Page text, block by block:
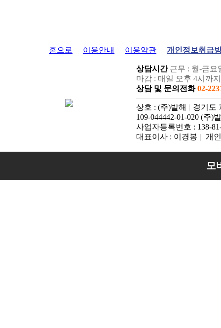
홈으로 이용안내 이용약관 개인정보취급
상담시간
마감 : 매일 오후 4시까
상담 및 문의전화02-
상호 : (주)발해 |
109-044442-01-020 (주)
사업자등록번호 : 138-
대표이사 : 이경봉 | 개
모